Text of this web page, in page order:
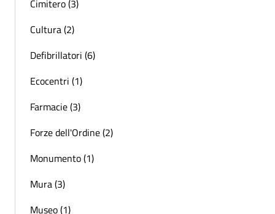
Cimitero (3)
Cultura (2)
Defibrillatori (6)
Ecocentri (1)
Farmacie (3)
Forze dell'Ordine (2)
Monumento (1)
Mura (3)
Museo (1)